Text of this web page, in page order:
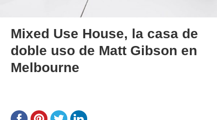
Mixed Use House, la casa de
doble uso de Matt Gibson en
Melbourne